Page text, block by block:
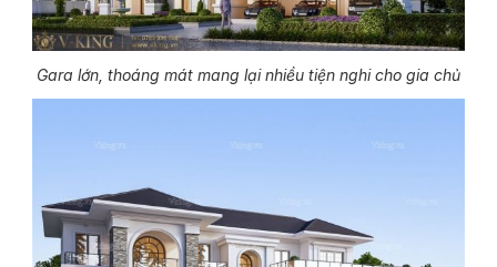
Gara lớn, thoáng mát mang lại nhiều tiện nghi cho gia chủ